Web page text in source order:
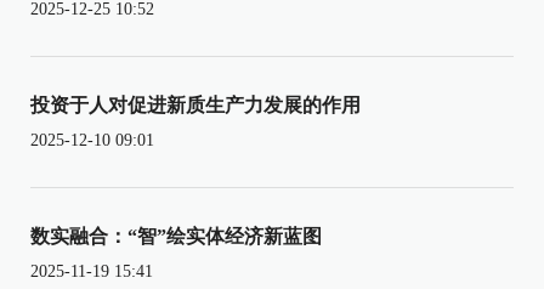
2025-12-25 10:52
投资于人对促进新质生产力发展的作用
2025-12-10 09:01
数实融合：“智”绘实体经济新蓝图
2025-11-19 15:41